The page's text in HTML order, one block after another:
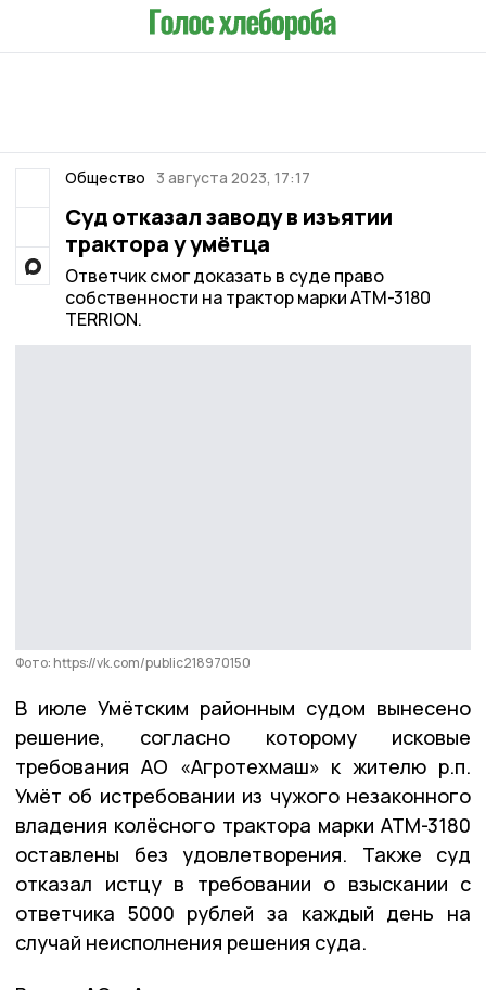
Общество 3 августа 2023, 17:17
Суд отказал заводу в изъятии
трактора у умётца
Ответчик смог доказать в суде право
собственности на трактор марки АТМ-3180
TERRION.
Фото: https://vk.com/public218970150
В июле Умётским районным судом вынесено
решение, согласно которому исковые
требования АО «Агротехмаш» к жителю р.п.
Умёт об истребовании из чужого незаконного
владения колёсного трактора марки АТМ-3180
оставлены без удовлетворения. Также суд
отказал истцу в требовании о взыскании с
ответчика 5000 рублей за каждый день на
случай неисполнения решения суда.